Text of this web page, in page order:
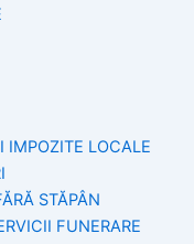
IMPOZITE LOCALE
STĂPÂN
FUNERARE